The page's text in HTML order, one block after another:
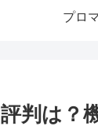
プロ
判は？